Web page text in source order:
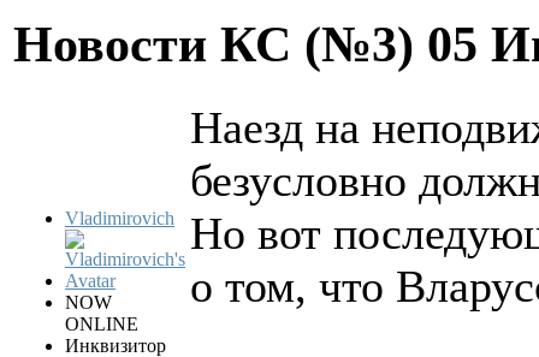
Новости КС (№3) 05
Vladimirovich
NOW
ONLINE
Инквизитор
Наезд на
безусловно
Но вот
о том, что